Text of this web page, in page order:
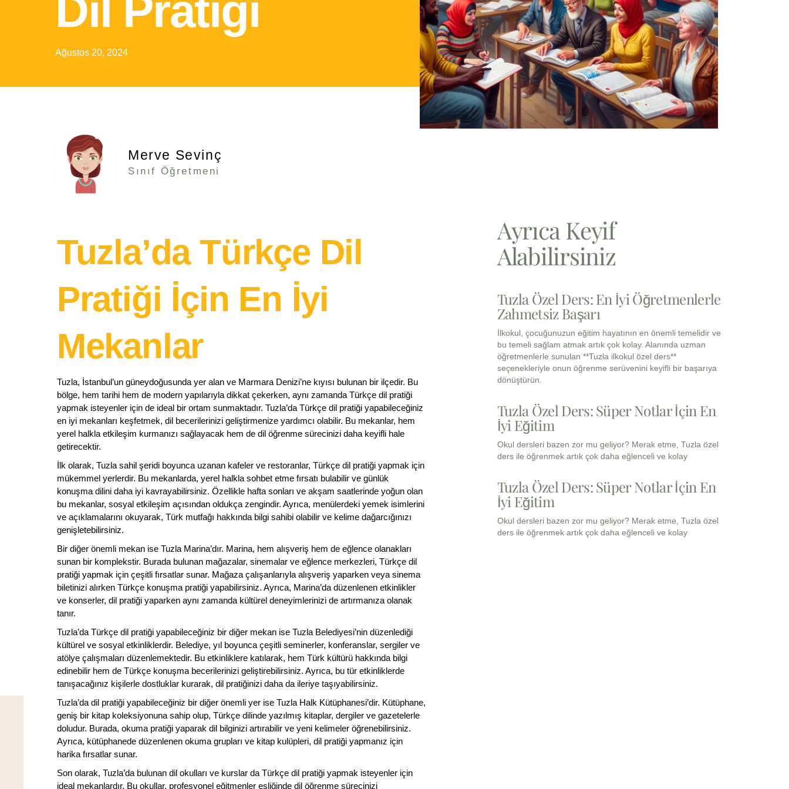
Dil Pratiği
Ağustos 20, 2024
Merve Sevinç
Sınıf Öğretmeni
Tuzla’da Türkçe Dil
Pratiği İçin En İyi
Mekanlar
Tuzla, İstanbul’un güneydoğusunda yer alan ve Marmara Denizi’ne kıyısı bulunan bir ilçedir. Bu
bölge, hem tarihi hem de modern yapılarıyla dikkat çekerken, aynı zamanda Türkçe dil pratiği
yapmak isteyenler için de ideal bir ortam sunmaktadır. Tuzla’da Türkçe dil pratiği yapabileceğiniz
en iyi mekanları keşfetmek, dil becerilerinizi geliştirmenize yardımcı olabilir. Bu mekanlar, hem
yerel halkla etkileşim kurmanızı sağlayacak hem de dil öğrenme sürecinizi daha keyifli hale
getirecektir.
İlk olarak, Tuzla sahil şeridi boyunca uzanan kafeler ve restoranlar, Türkçe dil pratiği yapmak için
mükemmel yerlerdir. Bu mekanlarda, yerel halkla sohbet etme fırsatı bulabilir ve günlük
konuşma dilini daha iyi kavrayabilirsiniz. Özellikle hafta sonları ve akşam saatlerinde yoğun olan
bu mekanlar, sosyal etkileşim açısından oldukça zengindir. Ayrıca, menülerdeki yemek isimlerini
ve açıklamalarını okuyarak, Türk mutfağı hakkında bilgi sahibi olabilir ve kelime dağarcığınızı
genişletebilirsiniz.
Bir diğer önemli mekan ise Tuzla Marina’dır. Marina, hem alışveriş hem de eğlence olanakları
sunan bir komplekstir. Burada bulunan mağazalar, sinemalar ve eğlence merkezleri, Türkçe dil
pratiği yapmak için çeşitli fırsatlar sunar. Mağaza çalışanlarıyla alışveriş yaparken veya sinema
biletinizi alırken Türkçe konuşma pratiği yapabilirsiniz. Ayrıca, Marina’da düzenlenen etkinlikler
ve konserler, dil pratiği yaparken aynı zamanda kültürel deneyimlerinizi de artırmanıza olanak
tanır.
Tuzla’da Türkçe dil pratiği yapabileceğiniz bir diğer mekan ise Tuzla Belediyesi’nin düzenlediği
kültürel ve sosyal etkinliklerdir. Belediye, yıl boyunca çeşitli seminerler, konferanslar, sergiler ve
atölye çalışmaları düzenlemektedir. Bu etkinliklere katılarak, hem Türk kültürü hakkında bilgi
edinebilir hem de Türkçe konuşma becerilerinizi geliştirebilirsiniz. Ayrıca, bu tür etkinliklerde
tanışacağınız kişilerle dostluklar kurarak, dil pratiğinizi daha da ileriye taşıyabilirsiniz.
Tuzla’da dil pratiği yapabileceğiniz bir diğer önemli yer ise Tuzla Halk Kütüphanesi’dir. Kütüphane,
geniş bir kitap koleksiyonuna sahip olup, Türkçe dilinde yazılmış kitaplar, dergiler ve gazetelerle
doludur. Burada, okuma pratiği yaparak dil bilginizi artırabilir ve yeni kelimeler öğrenebilirsiniz.
Ayrıca, kütüphanede düzenlenen okuma grupları ve kitap kulüpleri, dil pratiği yapmanız için
harika fırsatlar sunar.
Son olarak, Tuzla’da bulunan dil okulları ve kurslar da Türkçe dil pratiği yapmak isteyenler için
ideal mekanlardır. Bu okullar, profesyonel eğitmenler eşliğinde dil öğrenme sürecinizi
Ayrıca Keyif
Alabilirsiniz
Tuzla Özel Ders: En İyi Öğretmenlerle
Zahmetsiz Başarı
İlkokul, çocuğunuzun eğitim hayatının en önemli temelidir ve
bu temeli sağlam atmak artık çok kolay. Alanında uzman
öğretmenlerle sunulan **Tuzla ilkokul özel ders**
seçenekleriyle onun öğrenme serüvenini keyifli bir başarıya
dönüştürün.
Tuzla Özel Ders: Süper Notlar İçin En
İyi Eğitim
Okul dersleri bazen zor mu geliyor? Merak etme, Tuzla özel
ders ile öğrenmek artık çok daha eğlenceli ve kolay
Tuzla Özel Ders: Süper Notlar İçin En
İyi Eğitim
Okul dersleri bazen zor mu geliyor? Merak etme, Tuzla özel
ders ile öğrenmek artık çok daha eğlenceli ve kolay